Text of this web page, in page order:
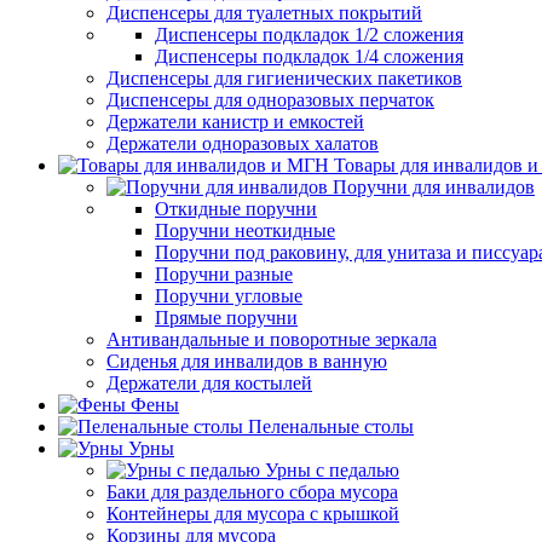
Диспенсеры для туалетных покрытий
Диспенсеры подкладок 1/2 сложения
Диспенсеры подкладок 1/4 сложения
Диспенсеры для гигиенических пакетиков
Диспенсеры для одноразовых перчаток
Держатели канистр и емкостей
Держатели одноразовых халатов
Товары для инвалидов
Поручни для инвалидов
Откидные поручни
Поручни неоткидные
Поручни под раковину, для унитаза и
Поручни разные
Поручни угловые
Прямые поручни
Антивандальные и поворотные зеркала
Сиденья для инвалидов в ванную
Держатели для костылей
Фены
Пеленальные столы
Урны
Урны с педалью
Баки для раздельного сбора мусора
Контейнеры для мусора с крышкой
Корзины для мусора